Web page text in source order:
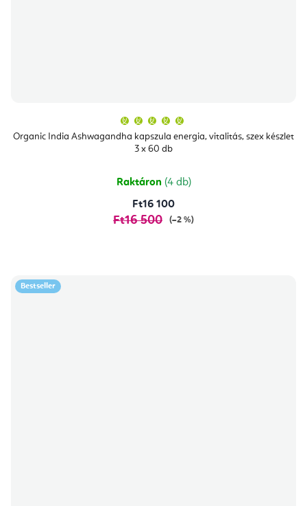
Organic India Ashwagandha kapszula energia, vitalitás, szex készlet
3 x 60 db
átlagos
értékelése
csillag.
Raktáron (4 db)
Ft16 100
Ft16 500 (–2 %)
Bestseller